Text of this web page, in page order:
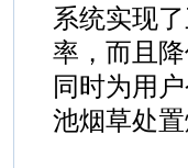
系统实现
率，而且
同时为用
池烟草处